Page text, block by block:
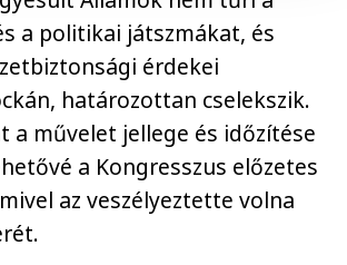
a politikai játszmákat, és
érdekei
határozottan cselekszik.
a művelet jellege és időzítése
a Kongresszus előzetes
az veszélyeztette volna